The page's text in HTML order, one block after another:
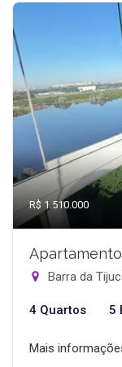
R$ 1.510.000
Apartamento
Barra da
4 Quartos 5
Mais